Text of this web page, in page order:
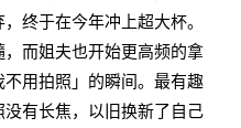
终于在今年冲上超大杯。
而姐夫也开始更高频的拿
用拍照」的瞬间。最有趣
有长焦，以旧换新了自己